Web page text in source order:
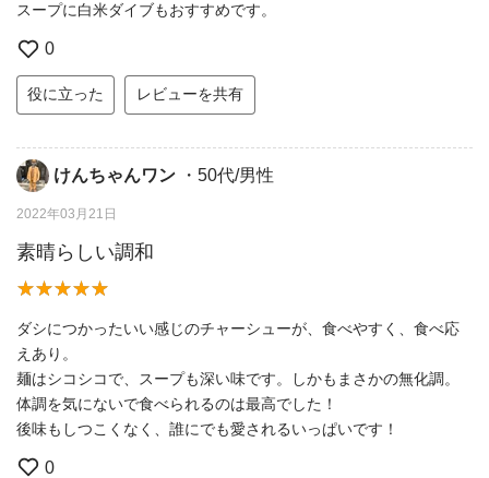
スープに白米ダイブもおすすめです。
0
役に立った レビューを共有
けんちゃんワン ・50代/男性
2022年03月21日
素晴らしい調和
ダシにつかったいい感じのチャーシューが、食べやすく、食べ応
えあり。
麺はシコシコで、スープも深い味です。しかもまさかの無化調。
体調を気にないで食べられるのは最高でした！
後味もしつこくなく、誰にでも愛されるいっぱいです！
0